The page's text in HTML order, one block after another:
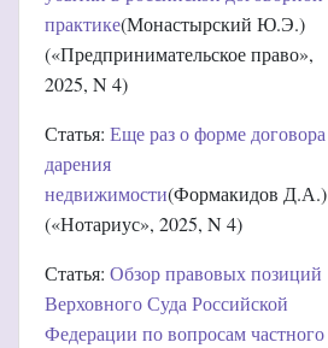
практике(Монастырский Ю.Э.)
(«Предпринимательское право»,
2025, N 4)
Статья: Еще раз о форме договора
дарения
недвижимости(Формакидов Д.А.)
(«Нотариус», 2025, N 4)
Статья: Обзор правовых позиций
Верховного Суда Российской
Федерации по вопросам частного